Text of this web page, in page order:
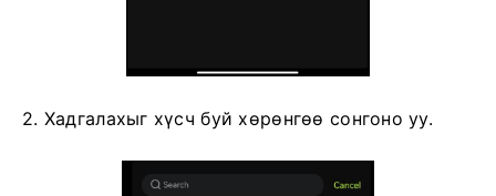
2. Хадгалахыг хүсч буй хөрөнгөө сонгоно уу.